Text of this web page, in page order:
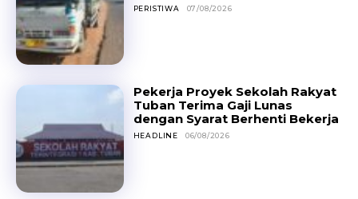
PERISTIWA 07/08/2026
Pekerja Proyek Sekolah Rakyat
Tuban Terima Gaji Lunas
dengan Syarat Berhenti Bekerja
HEADLINE 06/08/2026